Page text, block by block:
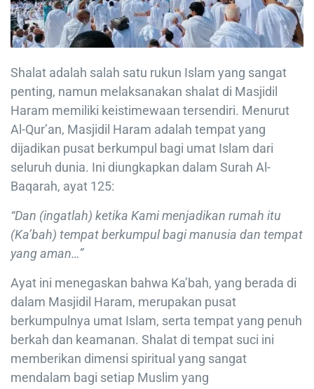
Shalat adalah salah satu rukun Islam yang sangat
penting, namun melaksanakan shalat di Masjidil
Haram memiliki keistimewaan tersendiri. Menurut
Al-Qur’an, Masjidil Haram adalah tempat yang
dijadikan pusat berkumpul bagi umat Islam dari
seluruh dunia. Ini diungkapkan dalam Surah Al-
Baqarah, ayat 125:
“Dan (ingatlah) ketika Kami menjadikan rumah itu
(Ka’bah) tempat berkumpul bagi manusia dan tempat
yang aman…”
Ayat ini menegaskan bahwa Ka’bah, yang berada di
dalam Masjidil Haram, merupakan pusat
berkumpulnya umat Islam, serta tempat yang penuh
berkah dan keamanan. Shalat di tempat suci ini
memberikan dimensi spiritual yang sangat
mendalam bagi setiap Muslim yang